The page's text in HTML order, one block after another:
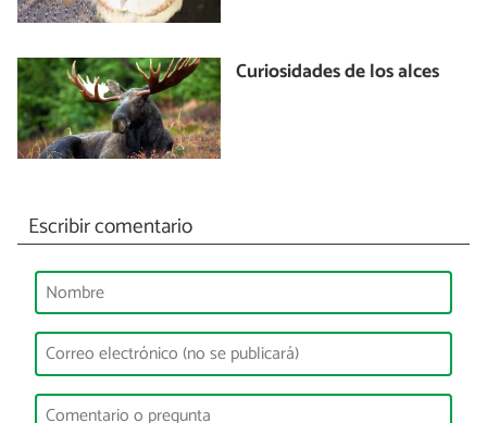
Curiosidades de los alces
Escribir comentario